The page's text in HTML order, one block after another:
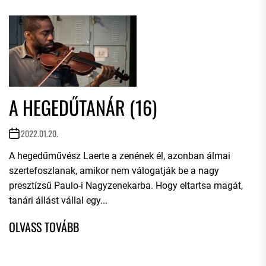
A HEGEDŰTANÁR (16)
2022.01.20.
A hegedűművész Laerte a zenének él, azonban álmai
szertefoszlanak, amikor nem válogatják be a nagy
presztízsű Paulo-i Nagyzenekarba. Hogy eltartsa magát,
tanári állást vállal egy...